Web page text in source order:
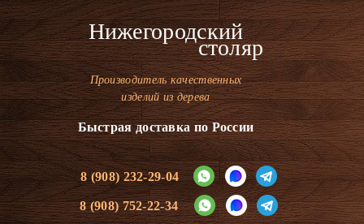
Нижегородский
столяр
Производитель качественных
изделий из дерева
Быстрая доставка по России
8 (908) 232-29-04
8 (908) 752-22-34